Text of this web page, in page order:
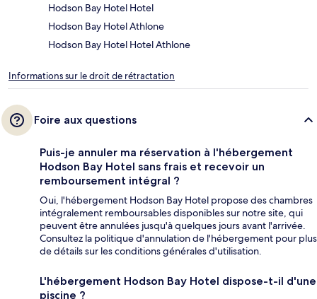
Hodson Bay Hotel Hotel
Hodson Bay Hotel Athlone
Hodson Bay Hotel Hotel Athlone
Informations sur le droit de rétractation
Foire aux questions
Puis-je annuler ma réservation à l'hébergement
Hodson Bay Hotel sans frais et recevoir un
remboursement intégral ?
Oui, l'hébergement Hodson Bay Hotel propose des chambres
intégralement remboursables disponibles sur notre site, qui
peuvent être annulées jusqu'à quelques jours avant l'arrivée.
Consultez la politique d'annulation de l'hébergement pour plus
de détails sur les conditions générales d'utilisation.
L'hébergement Hodson Bay Hotel dispose-t-il d'une
piscine ?